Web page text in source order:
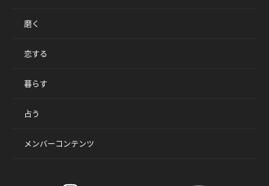
磨く
恋する
暮らす
占う
メンバーコンテンツ